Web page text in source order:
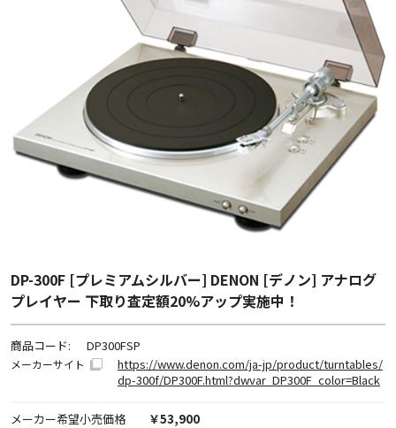
DP-300F [プレミアムシルバー] DENON [デノン] アナログ
プレイヤー 下取り査定額20%アップ実施中！
商品コード: DP300FSP
メーカーサイト
https://www.denon.com/ja-jp/product/turntables/
dp-300f/DP300F.html?dwvar_DP300F_color=Black
メーカー希望小売価格 ￥53,900